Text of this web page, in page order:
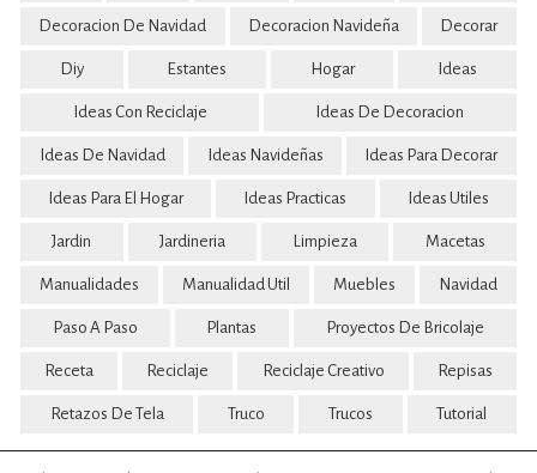
Decoracion De Navidad Decoracion Navideña Decorar
Diy Estantes Hogar Ideas
Ideas Con Reciclaje Ideas De Decoracion
Ideas De Navidad Ideas Navideñas Ideas Para Decorar
Ideas Para El Hogar Ideas Practicas Ideas Utiles
Jardin Jardineria Limpieza Macetas
Manualidades Manualidad Util Muebles Navidad
Paso A Paso Plantas Proyectos De Bricolaje
Receta Reciclaje Reciclaje Creativo Repisas
Retazos De Tela Truco Trucos Tutorial